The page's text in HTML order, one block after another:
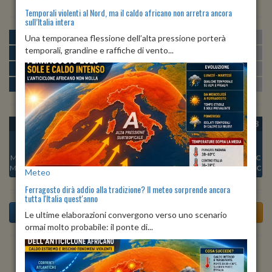
MATTINA min:20º max:28º U:
POMERIGGIO min:28º max:30º
SERA min:23º max:27º U:77% 84%
NOTTE min: 20º max:23º U:71%
OGGI
Min:
24°C
Max:29°C
SAB 08
Min:
Max:29°C
DOM 09
Min:23°C
Max:27°C
LUN 10
Min:
22°C
Max:28°C
MAR 11
Max:29°C
MER 12
Min:22°C
Max:30°C
GIO 13
23°C
Max:29°C
Previsioni del Tempo a Torella dei Lombardi di dopodomani
Temporali violenti al Nord, ma il caldo africano non arretra ancora
sull’Italia intera
Una temporanea flessione dell’alta pressione porterà
temporali, grandine e raffiche di vento...
Meteo
Ferragosto dirà addio alla tradizione? Il meteo sorprende ancora
tutta l'Italia quest'anno
Le ultime elaborazioni convergono verso uno scenario
ormai molto probabile: il ponte di...